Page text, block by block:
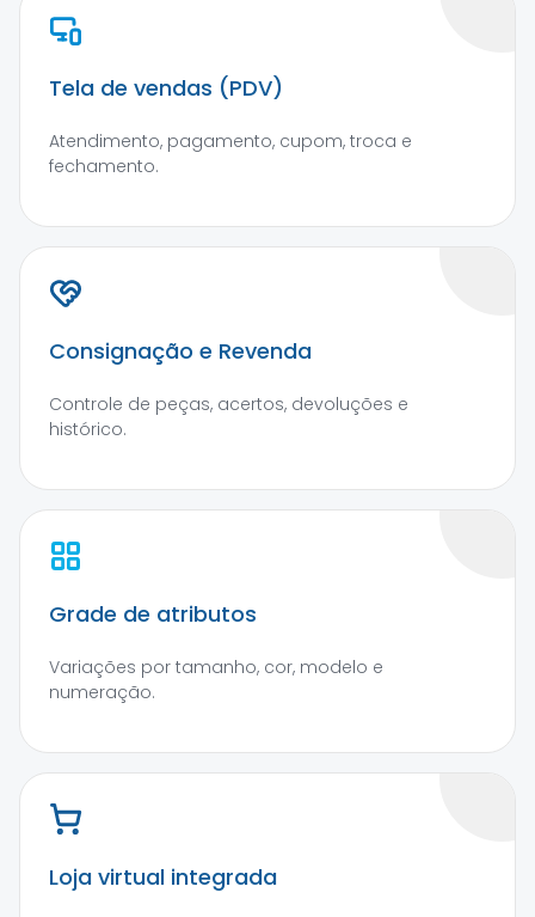
Tela de vendas (PDV)
Atendimento, pagamento, cupom, troca e
fechamento.
Consignação e Revenda
Controle de peças, acertos, devoluções e
histórico.
Grade de atributos
Variações por tamanho, cor, modelo e
numeração.
Loja virtual integrada